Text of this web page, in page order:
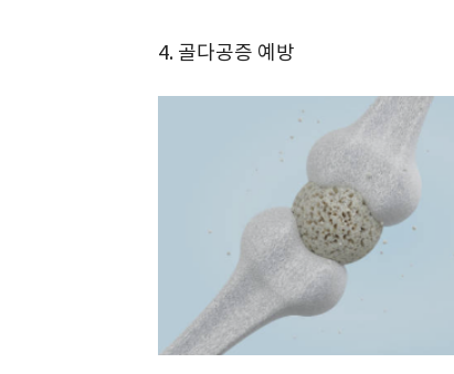
4. 골다공증 예방